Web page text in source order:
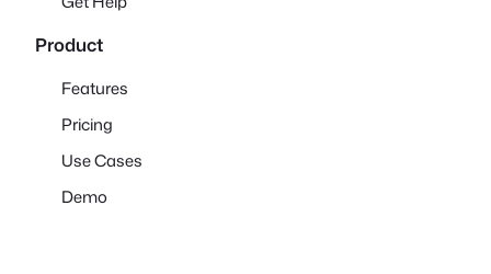
Product
Features
Pricing
Use Cases
Demo